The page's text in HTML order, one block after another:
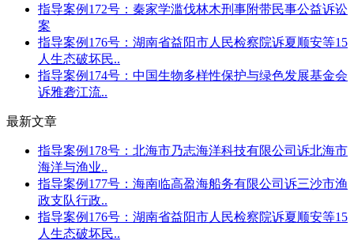
指导案例172号：秦家学滥伐林木刑事附带民事公益诉讼
案
指导案例176号：湖南省益阳市人民检察院诉夏顺安等15
人生态破坏民..
指导案例174号：中国生物多样性保护与绿色发展基金会
诉雅砻江流..
最新文章
指导案例178号：北海市乃志海洋科技有限公司诉北海市
海洋与渔业..
指导案例177号：海南临高盈海船务有限公司诉三沙市渔
政支队行政..
指导案例176号：湖南省益阳市人民检察院诉夏顺安等15
人生态破坏民..